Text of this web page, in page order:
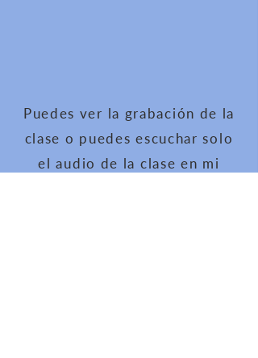
Puedes ver la grabación de la
clase o puedes escuchar solo
el audio de la clase en mi